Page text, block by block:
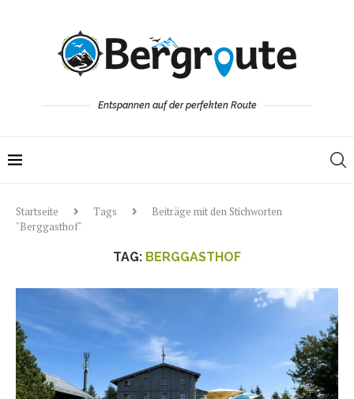
Entspannen auf der perfekten Route
Startseite Tags
Beiträge mit den Stichworten
"Berggasthof"
TAG: BERGGASTHOF